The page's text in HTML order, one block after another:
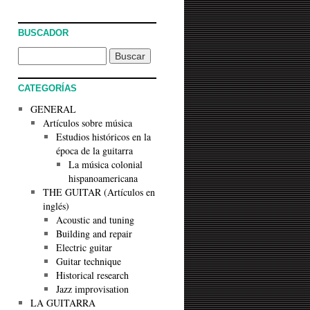
BUSCADOR
CATEGORÍAS
GENERAL
Artículos sobre música
Estudios históricos en la
época de la guitarra
La música colonial
hispanoamericana
THE GUITAR (Artículos en
inglés)
Acoustic and tuning
Building and repair
Electric guitar
Guitar technique
Historical research
Jazz improvisation
LA GUITARRA